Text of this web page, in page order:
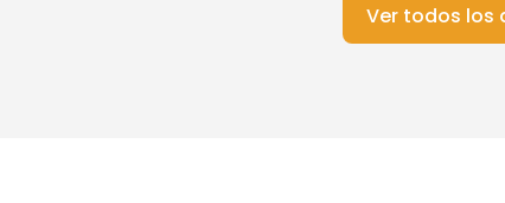
Ver todos los